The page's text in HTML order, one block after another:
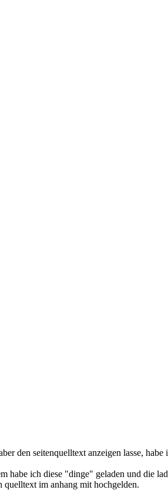
den seitenquelltext anzeigen lasse,
habe ich diese "dinge" geladen und die
quelltext im anhang mit hochgelden.